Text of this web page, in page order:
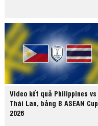
Video kết quả Philippines vs
Thái Lan, bảng B ASEAN Cup
2026